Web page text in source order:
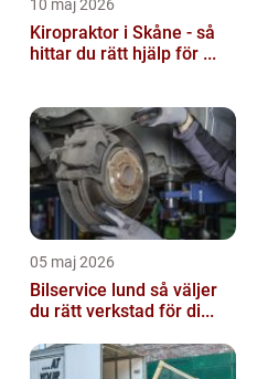
10 maj 2026
Kiropraktor i Skåne - så
hittar du rätt hjälp för ...
05 maj 2026
Bilservice lund så väljer
du rätt verkstad för di...